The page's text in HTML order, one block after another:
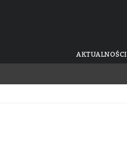
AKTUALNOŚCI